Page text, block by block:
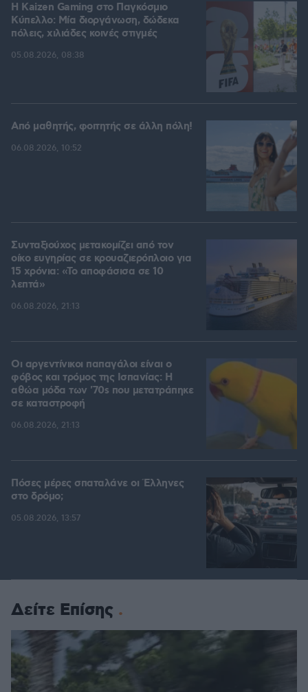
H Kaizen Gaming στο Παγκόσμιο
Kύπελλο: Μία διοργάνωση, δώδεκα
πόλεις, χιλιάδες κοινές στιγμές
05.08.2026, 08:38
Από μαθητής, φοιτητής σε άλλη πόλη!
06.08.2026, 10:52
Συνταξιούχος μετακομίζει από τον
οίκο ευγηρίας σε κρουαζιερόπλοιο για
15 χρόνια: «Το αποφάσισα σε 10
λεπτά»
06.08.2026, 21:13
Οι αργεντίνικοι παπαγάλοι είναι ο
φόβος και τρόμος της Ισπανίας: Η
αθώα μόδα των '70s που μετατράπηκε
σε καταστροφή
06.08.2026, 21:13
Πόσες μέρες σπαταλάνε οι Έλληνες
στο δρόμο;
05.08.2026, 13:57
Δείτε Επίσης